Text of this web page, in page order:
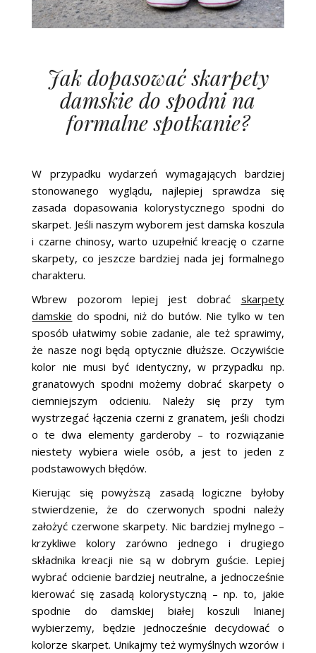
Jak dopasować skarpety
damskie do spodni na
formalne spotkanie?
W przypadku wydarzeń wymagających bardziej
stonowanego wyglądu, najlepiej sprawdza się
zasada dopasowania kolorystycznego spodni do
skarpet. Jeśli naszym wyborem jest damska koszula
i czarne chinosy, warto uzupełnić kreację o czarne
skarpety, co jeszcze bardziej nada jej formalnego
charakteru.
Wbrew pozorom lepiej jest dobrać skarpety
damskie do spodni, niż do butów. Nie tylko w ten
sposób ułatwimy sobie zadanie, ale też sprawimy,
że nasze nogi będą optycznie dłuższe. Oczywiście
kolor nie musi być identyczny, w przypadku np.
granatowych spodni możemy dobrać skarpety o
ciemniejszym odcieniu. Należy się przy tym
wystrzegać łączenia czerni z granatem, jeśli chodzi
o te dwa elementy garderoby – to rozwiązanie
niestety wybiera wiele osób, a jest to jeden z
podstawowych błędów.
Kierując się powyższą zasadą logiczne byłoby
stwierdzenie, że do czerwonych spodni należy
założyć czerwone skarpety. Nic bardziej mylnego –
krzykliwe kolory zarówno jednego i drugiego
składnika kreacji nie są w dobrym guście. Lepiej
wybrać odcienie bardziej neutralne, a jednocześnie
kierować się zasadą kolorystyczną – np. to, jakie
spodnie do damskiej białej koszuli lnianej
wybierzemy, będzie jednocześnie decydować o
kolorze skarpet. Unikajmy też wymyślnych wzorów i